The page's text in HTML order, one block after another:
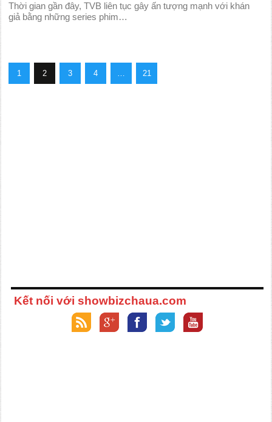
Thời gian gần đây, TVB liên tục gây ấn tượng mạnh với khán
giả bằng những series phim…
1 2 3 4 … 21
Kết nối với showbizchaua.com